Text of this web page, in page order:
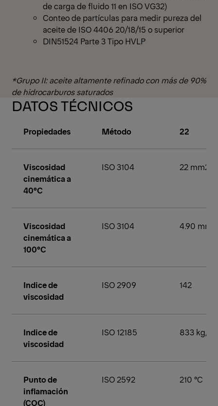
de carga de fluido 11 en ISO VG32)
Conteo de partículas para medir pureza del
aceite de ISO 4406 20/18/15 o superior
DIN51524 Parte 3 Tipo HVLP
*Grupo II: aceite altamente refinado con más de 90%
de hidrocarburos saturados
DATOS TÉCNICOS
Propiedades Método 22
Viscosidad
cinemática a
40°C
ISO 3104 22 mm2/s
Viscosidad
cinemática a
100°C
ISO 3104 4.90
Indice de
viscosidad
ISO 2909 142
Indice de
viscosidad
ISO 12185 833 kg/m³
Punto de
inflamación
(COC)
ISO 2592 210 °C